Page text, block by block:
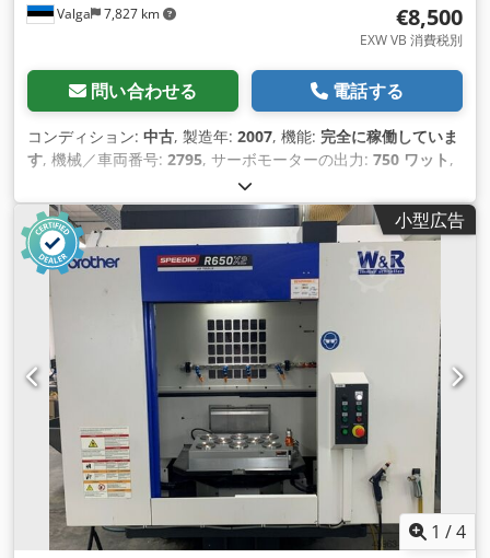
Valga 7,827 km €8,500
EXW VB 消費税別
問い合わせる 電話する
コンディション: 中古, 製造年: 2007, 機能: 完全に稼働していま
す, 機械／車両番号: 2795, サーボモーターの出力: 750 ワット ,
7 バー
小型広告
1 /4